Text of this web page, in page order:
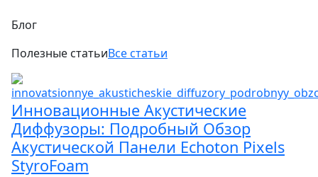
Блог
Полезные статьиВсе статьи
Инновационные Акустические
Диффузоры: Подробный Обзор
Акустической Панели Echoton Pixels
StyroFoam